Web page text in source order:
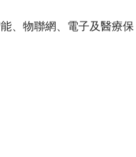
、物聯網、電子及醫療保